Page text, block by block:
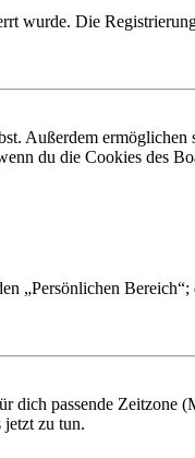
wurde. Die
Außerdem
du die Cookies des
„Persönlichen
dich passende Zeitzone
jetzt zu tun.